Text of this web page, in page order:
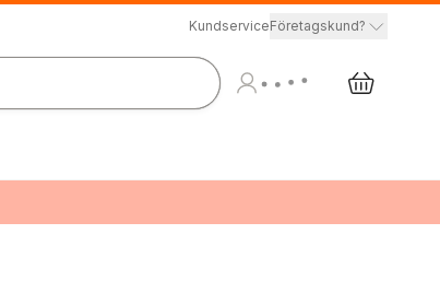
KundserviceFöretagskund?